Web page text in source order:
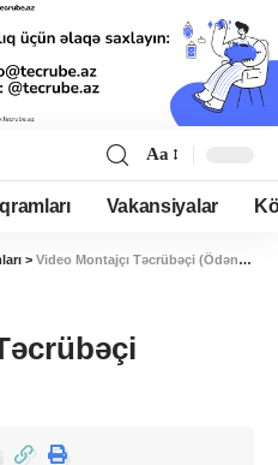
Aa
Vakansiyalar
> Video Montajçı Təcrübəçi (Ödənişli)